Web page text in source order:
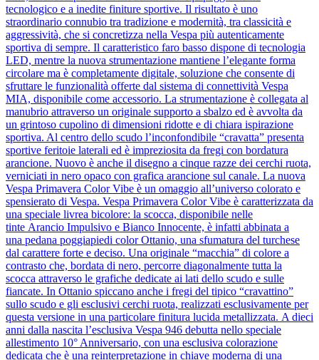
tecnologico e a inedite finiture sportive. Il risultato è uno
straordinario connubio tra tradizione e modernità, tra classicità e
aggressività, che si concretizza nella Vespa più autenticamente
sportiva di sempre. Il caratteristico faro basso dispone di tecnologia
LED, mentre la nuova strumentazione mantiene l’elegante forma
circolare ma è completamente digitale, soluzione che consente di
sfruttare le funzionalità offerte dal sistema di connettività Vespa
MIA, disponibile come accessorio. La strumentazione è collegata al
manubrio attraverso un originale supporto a sbalzo ed è avvolta da
un grintoso cupolino di dimensioni ridotte e di chiara ispirazione
sportiva. Al centro dello scudo l’inconfondibile “cravatta” presenta
sportive feritoie laterali ed è impreziosita da fregi con bordatura
arancione. Nuovo è anche il disegno a cinque razze dei cerchi ruota,
verniciati in nero opaco con grafica arancione sul canale. La nuova
Vespa Primavera Color Vibe è un omaggio all’universo colorato e
spensierato di Vespa. Vespa Primavera Color Vibe è caratterizzata da
una speciale livrea bicolore: la scocca, disponibile nelle
tinte Arancio Impulsivo e Bianco Innocente, è infatti abbinata a
una pedana poggiapiedi color Ottanio, una sfumatura del turchese
dal carattere forte e deciso. Una originale “macchia” di colore a
contrasto che, bordata di nero, percorre diagonalmente tutta la
scocca attraverso le grafiche dedicate ai lati dello scudo e sulle
fiancate. In Ottanio spiccano anche i fregi del tipico “cravattino”
sullo scudo e gli esclusivi cerchi ruota, realizzati esclusivamente per
questa versione in una particolare finitura lucida metallizzata. A dieci
anni dalla nascita l’esclusiva Vespa 946 debutta nello speciale
allestimento 10° Anniversario, con una esclusiva colorazione
dedicata che è una reinterpretazione in chiave moderna di una